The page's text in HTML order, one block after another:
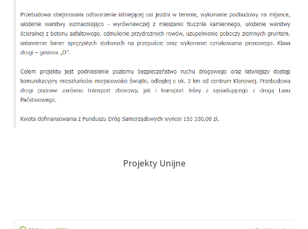
Projekty Unijne